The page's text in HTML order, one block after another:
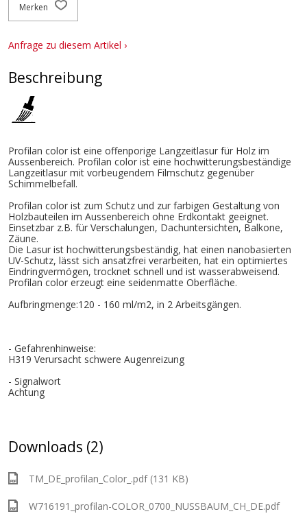
Merken
Anfrage zu diesem Artikel ›
Beschreibung
Profilan color ist eine offenporige Langzeitlasur für Holz im
Aussenbereich. Profilan color ist eine hochwitterungsbeständige
Langzeitlasur mit vorbeugendem Filmschutz gegenüber
Schimmelbefall.
Profilan color ist zum Schutz und zur farbigen Gestaltung von
Holzbauteilen im Aussenbereich ohne Erdkontakt geeignet.
Einsetzbar z.B. für Verschalungen, Dachuntersichten, Balkone,
Zäune.
Die Lasur ist hochwitterungsbeständig, hat einen nanobasierten
UV-Schutz, lässt sich ansatzfrei verarbeiten, hat ein optimiertes
Eindringvermögen, trocknet schnell und ist wasserabweisend.
Profilan color erzeugt eine seidenmatte Oberfläche.
Aufbringmenge:120 - 160 ml/m2, in 2 Arbeitsgängen.
- Gefahrenhinweise:
H319 Verursacht schwere Augenreizung
- Signalwort
Achtung
Downloads (2)
TM_DE_profilan_Color_.pdf (131 KB)
W716191_profilan-COLOR_0700_NUSSBAUM_CH_DE.pdf